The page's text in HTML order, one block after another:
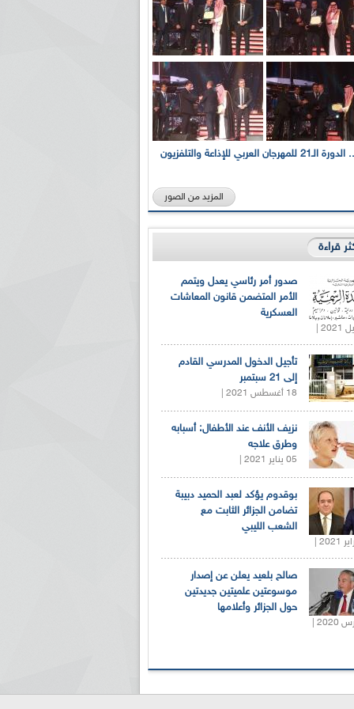
بالصور... الدورة الـ21 للمهرجان العربي للإذاعة والتلفزيون
المزيد من الصور
قراءة
صدور أمر رئاسي يعدل ويتمم
الأمر المتضمن قانون المعاشات
العسكرية
تأجيل الدخول المدرسي القادم
إلى 21 سبتمبر
18 أغسطس 2021 |
نزيف الأنف عند الأطفال: أسبابه
وطرق علاجه
05 يناير 2021 |
بوقدوم يؤكد لعبد الحميد دبيبة
تضامن الجزائر الثابت مع
الشعب الليبي
صالح بلعيد يعلن عن إصدار
موسوعتين علميتين جديدتين
حول الجزائر وأعلامها